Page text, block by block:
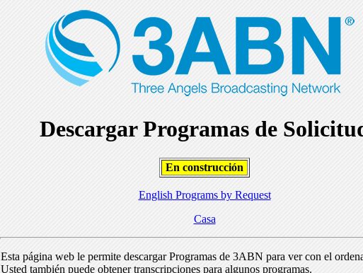
Descargar Programas de
En construcción
English Programs by Request
Casa
Esta página web le permite descargar Programas de 3ABN para ver con el
Usted también puede obtener transcripciones para algunos programas.